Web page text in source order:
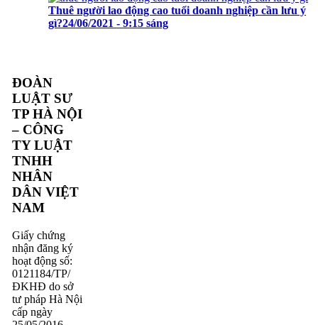
Thuê người lao động cao tuổi doanh nghiệp cần lưu ý
gì?24/06/2021 - 9:15 sáng
ĐOÀN
LUẬT SƯ
TP HÀ NỘI
– CÔNG
TY LUẬT
TNHH
NHÂN
DÂN VIỆT
NAM
Giấy chứng
nhận đăng ký
hoạt động số:
0121184/TP/
ĐKHĐ do sở
tư pháp Hà Nội
cấp ngày